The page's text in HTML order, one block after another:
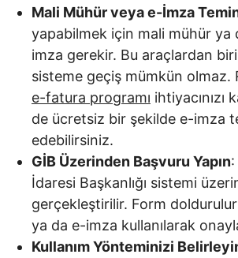
Mali Mühür veya e-İmza
yapabilmek için mali mühür ya
imza gerekir. Bu araçlardan
sisteme geçiş mümkün olmaz.
e-fatura programı ihtiyacınızı
de ücretsiz bir şekilde e-imza
edebilirsiniz.
GİB Üzerinden Başvuru Yapın
İdaresi Başkanlığı sistemi
gerçekleştirilir. Form
ya da e-imza kullanılarak
Kullanım Yönteminizi